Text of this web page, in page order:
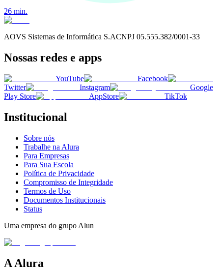
26 min.
AOVS Sistemas de Informática S.ACNPJ 05.555.382/0001-33
Nossas redes e apps
YouTube
Facebook
Twitter
Instagram
Google
Play Store
AppStore TikTok
Institucional
Sobre nós
Trabalhe na Alura
Para Empresas
Para Sua Escola
Política de Privacidade
Compromisso de Integridade
Termos de Uso
Documentos Institucionais
Status
Uma empresa do grupo Alun
A Alura